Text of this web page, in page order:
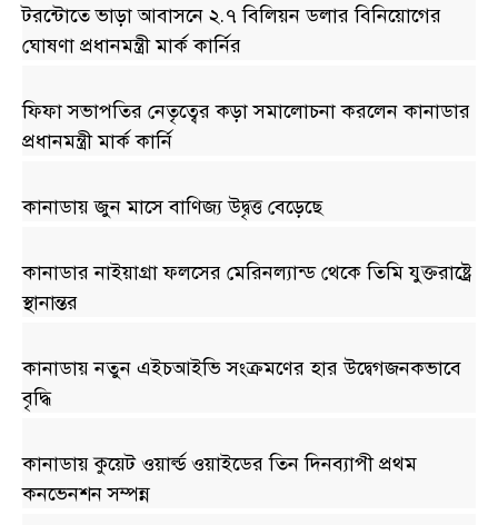
টরন্টোতে ভাড়া আবাসনে ২.৭ বিলিয়ন ডলার বিনিয়োগের
ঘোষণা প্রধানমন্ত্রী মার্ক কার্নির
ফিফা সভাপতির নেতৃত্বের কড়া সমালোচনা করলেন কানাডার
প্রধানমন্ত্রী মার্ক কার্নি
কানাডায় জুন মাসে বাণিজ্য উদ্বৃত্ত বেড়েছে
কানাডার নাইয়াগ্রা ফলসের মেরিনল্যান্ড থেকে তিমি যুক্তরাষ্ট্রে
স্থানান্তর
কানাডায় নতুন এইচআইভি সংক্রমণের হার উদ্বেগজনকভাবে
বৃদ্ধি
কানাডায় কুয়েট ওয়ার্ল্ড ওয়াইডের তিন দিনব্যাপী প্রথম
কনভেনশন সম্পন্ন